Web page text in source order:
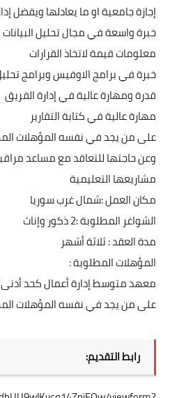
إجازة جامعية او ما يعادلها ويفضل
خبرة واسعة في مجال تحليل
معلومات قيمة لاتخاذ القرارات
خبرة في برامج الاوفيس وبرامج
قدرة ومهارة عالية في إدارة الفريق
مهارة عالية في كتابة التقارير
على من يجد في نفسه المؤهلات
وعن حاجتها للتعاقد مع مساعد
مشاريعها التعليمية
مكان العمل :شمال غرب سوريا
الشواغر المطلوبة :2 ذكور وإناث
مدة العقد : ثلاثة أشهر
المؤهلات المطلوبة :
معهد متوسط إدارة أعمال كحد أدنى
على من يجد في نفسه المؤهلات
رابط التقديم: